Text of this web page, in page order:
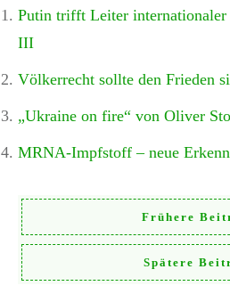
Putin trifft Leiter internationaler
III
Völkerrecht sollte den Frieden
„Ukraine on fire“ von Oliver
MRNA-Impfstoff – neue
Frühere
Spätere